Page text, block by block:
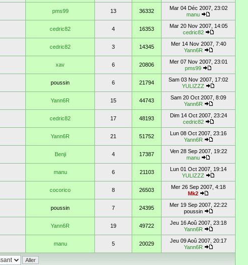
pms99 13 36332
Mar 04 Déc 2007, 23:02
manu
cedric82 4 16353
Mar 20 Nov 2007, 14:05
cedric82
cedric82 3 14345
Mer 14 Nov 2007, 7:40
Yann6R
xav 6 20806
Mer 07 Nov 2007, 23:01
pms99
poussin 6 21794
Sam 03 Nov 2007, 17:02
YULIZZZ
Yann6R 15 44743
Sam 20 Oct 2007, 8:09
Yann6R
cedric82 17 48193
Dim 14 Oct 2007, 23:24
cedric82
Yann6R 21 51752
Lun 08 Oct 2007, 23:16
Yann6R
Benji 4 17387
Ven 28 Sep 2007, 19:22
manu
manu 6 21103
Lun 01 Oct 2007, 19:14
YULIZZZ
cocorico 8 26503
Mer 26 Sep 2007, 4:18
Mk2
poussin 7 24395
Mer 19 Sep 2007, 22:22
poussin
Yann6R 19 49722
Jeu 16 Aoû 2007, 23:18
Yann6R
manu 5 20029
Jeu 09 Aoû 2007, 20:17
Yann6R